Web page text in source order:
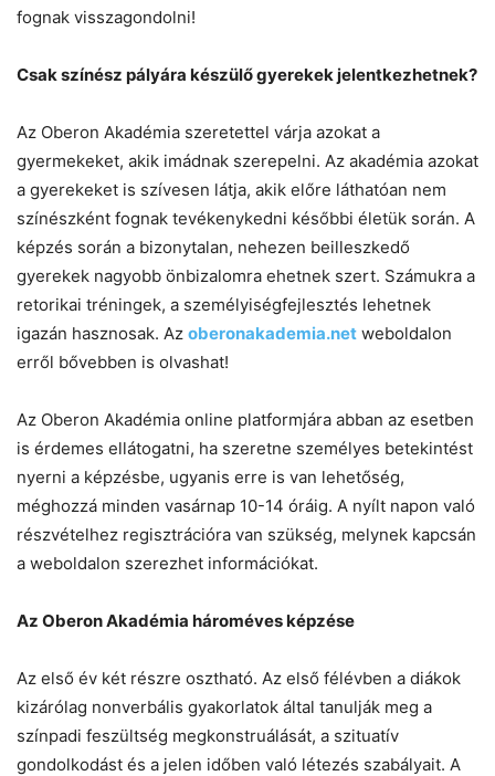
fognak visszagondolni!
Csak színész pályára készülő gyerekek jelentkezhetnek?
Az Oberon Akadémia szeretettel várja azokat a
gyermekeket, akik imádnak szerepelni. Az akadémia azokat
a gyerekeket is szívesen látja, akik előre láthatóan nem
színészként fognak tevékenykedni későbbi életük során. A
képzés során a bizonytalan, nehezen beilleszkedő
gyerekek nagyobb önbizalomra ehetnek szert. Számukra a
retorikai tréningek, a személyiségfejlesztés lehetnek
igazán hasznosak. Az oberonakademia.net weboldalon
erről bővebben is olvashat!
Az Oberon Akadémia online platformjára abban az esetben
is érdemes ellátogatni, ha szeretne személyes betekintést
nyerni a képzésbe, ugyanis erre is van lehetőség,
méghozzá minden vasárnap 10-14 óráig. A nyílt napon való
részvételhez regisztrációra van szükség, melynek kapcsán
a weboldalon szerezhet információkat.
Az Oberon Akadémia hároméves képzése
Az első év két részre osztható. Az első félévben a diákok
kizárólag nonverbális gyakorlatok által tanulják meg a
színpadi feszültség megkonstruálását, a szituatív
gondolkodást és a jelen időben való létezés szabályait. A